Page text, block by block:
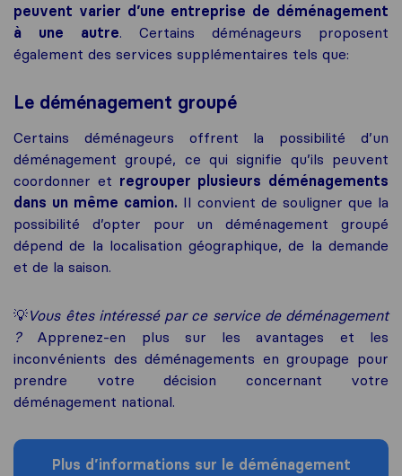
peuvent varier d’une entreprise de déménagement
à une autre. Certains déménageurs proposent
également des services supplémentaires tels que:
Le déménagement groupé
Certains déménageurs offrent la possibilité d’un
déménagement groupé, ce qui signifie qu’ils peuvent
coordonner et regrouper plusieurs déménagements
dans un même camion. Il convient de souligner que la
possibilité d’opter pour un déménagement groupé
dépend de la localisation géographique, de la demande
et de la saison.
💡Vous êtes intéressé par ce service de déménagement
?Apprenez-en plus sur les avantages et les
inconvénients des déménagements en groupage pour
prendre votre décision concernant votre
déménagement national.
Plus d’informations sur le déménagement